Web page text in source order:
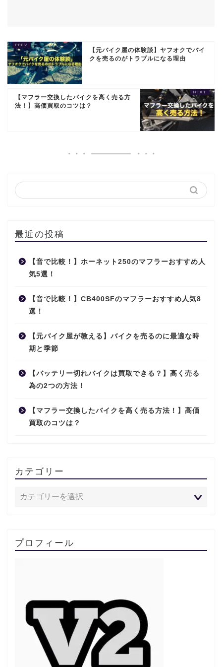
【元バイク屋の体験談】ヤフオクでバイ
クを売るのがトラブルになる理由
【マフラー交換したバイクを高く売る方
法！】高価買取のコツは？
最近の投稿
【音で比較！】ホーネット250のマフラーおすすめ人
気5選！
【音で比較！】CB400SFのマフラーおすすめ人気8
選！
【元バイク屋が教える】バイクを売るのに最適な時
期と季節
【バッテリー切れバイクは買取できる？】高く売る
為の2つの方法！
【マフラー交換したバイクを高く売る方法！】高価
買取のコツは？
カテゴリー
プロフィール
排気量別